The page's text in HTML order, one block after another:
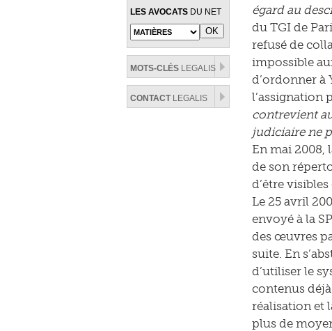
LES AVOCATS DU NET
MOTS-CLÉS LEGALIS
CONTACTLEGALIS
égard au
du TGI de
refusé de
impossible
d’ordonner à
l’assignation
contrevient
judiciaire ne
En mai 2008,
de son
d’être
Le 25 avril
envoyé à la
des œuvres
suite. En
d’utiliser le
contenus
réalisation et
plus de